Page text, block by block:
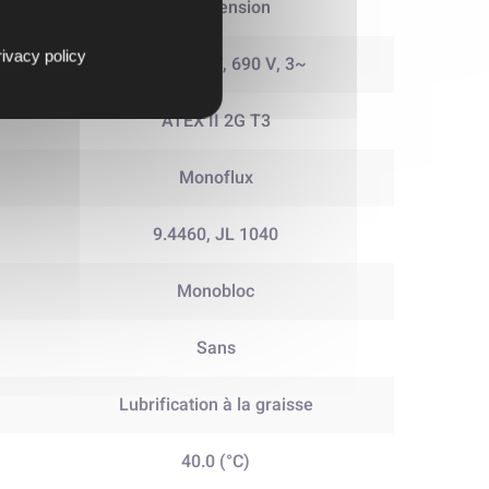
Basse tension
380 V, 400 V, 690 V, 3~
ATEX II 2G T3
Monoflux
9.4460, JL 1040
Monobloc
Sans
Lubrification à la graisse
40.0 (°C)
policy